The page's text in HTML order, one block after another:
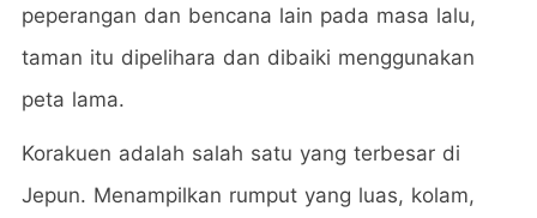
peperangan dan bencana lain pada masa lalu,
taman itu dipelihara dan dibaiki menggunakan
peta lama.
Korakuen adalah salah satu yang terbesar di
Jepun. Menampilkan rumput yang luas, kolam,